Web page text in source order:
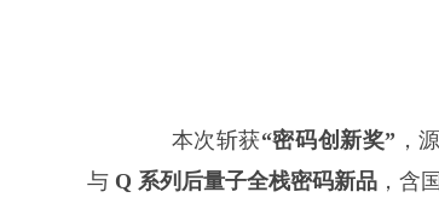
本次斩获“密码创新奖” ，
与 Q 系列后量子全栈密码新品 ，含